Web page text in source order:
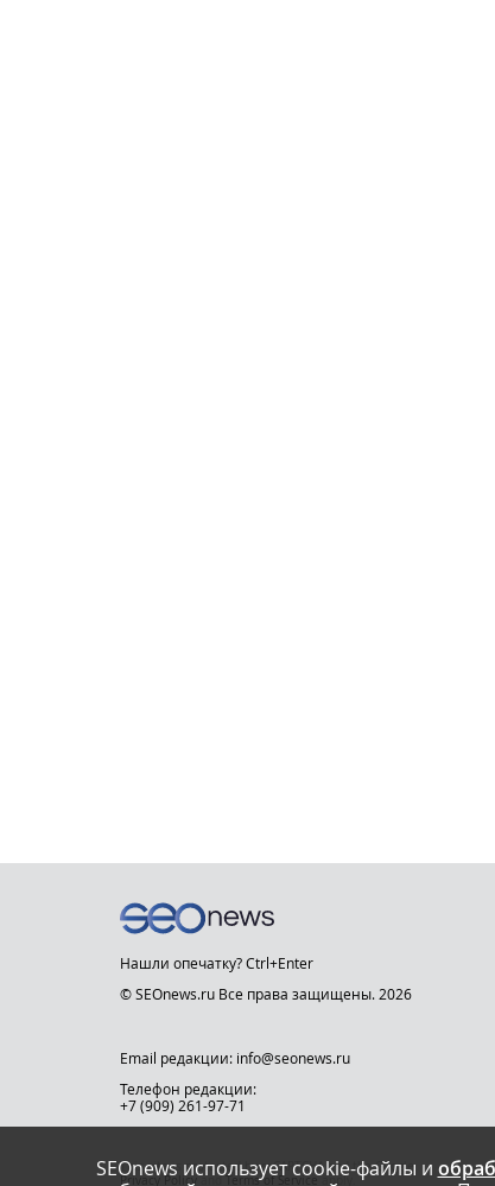
SEOnews использует cookie-файлы и
Нашли опечатку? Ctrl+Enter
© SEOnews.ru Все права защищены. 2026
Email редакции: info@seonews.ru
Телефон редакции:
+7 (909) 261-97-71
This site is protected by reCAPTCHA and the Google
Privacy Policyand Terms of Serviceapply.